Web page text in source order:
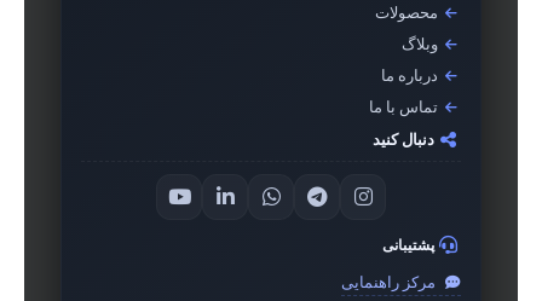
محصولات
وبلاگ
درباره ما
تماس با ما
دنبال کنید
پشتیبانی
مرکز راهنمایی